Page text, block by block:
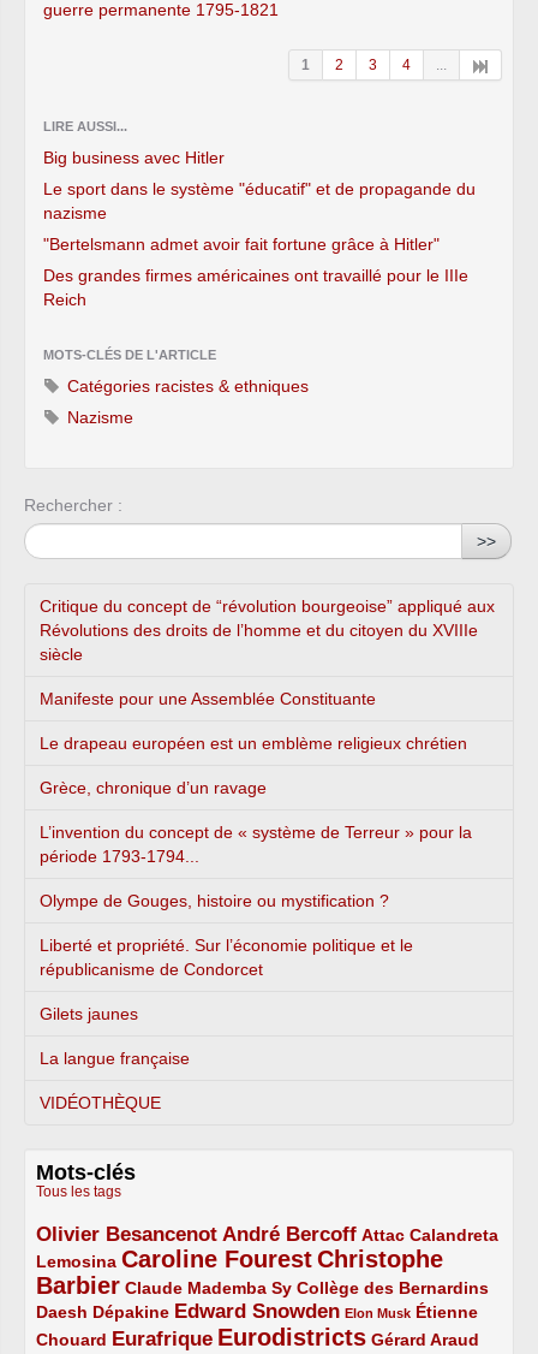
guerre permanente 1795-1821
1 2 3 4
LIRE AUSSI...
Big business avec Hitler
Le sport dans le système "éducatif" et de propagande du
nazisme
"Bertelsmann admet avoir fait fortune grâce à Hitler"
Des grandes firmes américaines ont travaillé pour le IIIe
Reich
MOTS-CLÉS DE L'ARTICLE
Catégories racistes & ethniques
Nazisme
Rechercher :
>>
Critique du concept de “révolution bourgeoise” appliqué aux
Révolutions des droits de l’homme et du citoyen du XVIIIe
siècle
Manifeste pour une Assemblée Constituante
Le drapeau européen est un emblème religieux chrétien
Grèce, chronique d’un ravage
L’invention du concept de « système de Terreur » pour la
période 1793-1794...
Olympe de Gouges, histoire ou mystification ?
Liberté et propriété. Sur l’économie politique et le
républicanisme de Condorcet
Gilets jaunes
La langue française
VIDÉOTHÈQUE
Mots-clés
Tous les tags
Olivier Besancenot
3/5 André Bercoff
3/5 Attac
2/5
Calandreta
Lemosina
2/5 Caroline Fourest
4/5
Christophe
Barbier
4/5 Claude Mademba Sy
2/5 Collège des Bernardins
2/5
Daesh
2/5 Dépakine
2/5 Edward Snowden
3/5 Elon Musk
1/5
Étienne
Chouard
2/5 Eurafrique
3/5 Eurodistricts
4/5 Gérard Araud
2/5